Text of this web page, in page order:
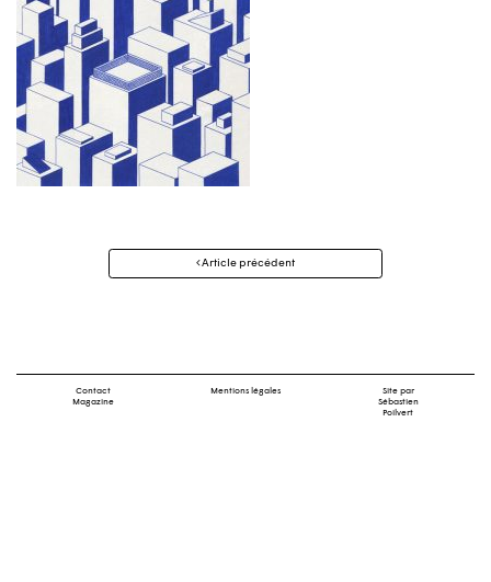
Navigation
Article précédent
Contact
Magazine
Mentions légales
Site par
Sébastien
Poilvert